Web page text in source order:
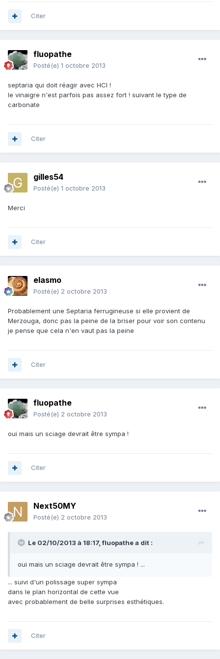
Citer
fluopathe
Posté(e) 1 octobre 2013
septaria qui doit réagir avec HCl !
le vinaigre n'est parfois pas assez fort ! suivant le type de
carbonate
Citer
gilles54
Posté(e) 1 octobre 2013
Merci
Citer
elasmo
Posté(e) 2 octobre 2013
Probablement une Septaria ferrugineuse si elle provient de
Merzouga, donc pas la peine de la briser pour voir son contenu
je pense que cela n'en vaut pas la peine
Citer
fluopathe
Posté(e) 2 octobre 2013
oui mais un sciage devrait être sympa !
Citer
Next50MY
Posté(e) 2 octobre 2013
Le 02/10/2013 à 18:17, fluopathe a dit :
oui mais un sciage devrait être sympa ! ...
... suivi d'un polissage super sympa
dans le plan horizontal de cette vue
avec probablement de belle surprises esthétiques.
Citer